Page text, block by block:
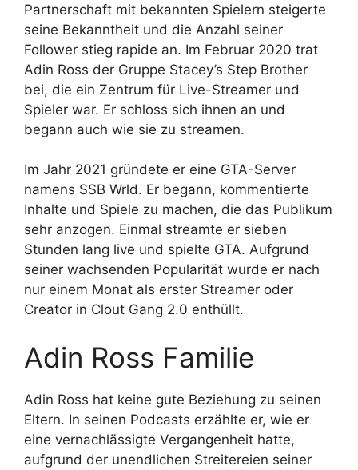
Partnerschaft mit bekannten Spielern steigerte
seine Bekanntheit und die Anzahl seiner
Follower stieg rapide an. Im Februar 2020 trat
Adin Ross der Gruppe Stacey’s Step Brother
bei, die ein Zentrum für Live-Streamer und
Spieler war. Er schloss sich ihnen an und
begann auch wie sie zu streamen.
Im Jahr 2021 gründete er eine GTA-Server
namens SSB Wrld. Er begann, kommentierte
Inhalte und Spiele zu machen, die das Publikum
sehr anzogen. Einmal streamte er sieben
Stunden lang live und spielte GTA. Aufgrund
seiner wachsenden Popularität wurde er nach
nur einem Monat als erster Streamer oder
Creator in Clout Gang 2.0 enthüllt.
Adin Ross Familie
Adin Ross hat keine gute Beziehung zu seinen
Eltern. In seinen Podcasts erzählte er, wie er
eine vernachlässigte Vergangenheit hatte,
aufgrund der unendlichen Streitereien seiner